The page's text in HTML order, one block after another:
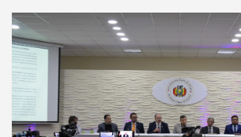
s
e
m
e
n
t